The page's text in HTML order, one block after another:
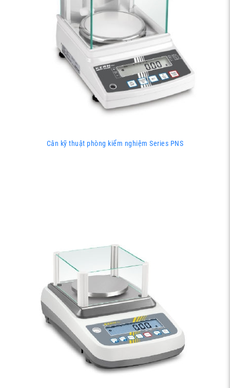
Cân kỹ thuật phòng kiểm nghiệm Series PNS